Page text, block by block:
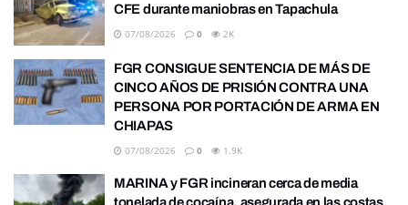
CFE durante maniobras en Tapachula
07/08/2026 0 2K
FGR CONSIGUE SENTENCIA DE MÁS DE
CINCO AÑOS DE PRISIÓN CONTRA UNA
PERSONA POR PORTACIÓN DE ARMA EN
CHIAPAS
07/08/2026 0 1.9K
MARINA y FGR incineran cerca de media